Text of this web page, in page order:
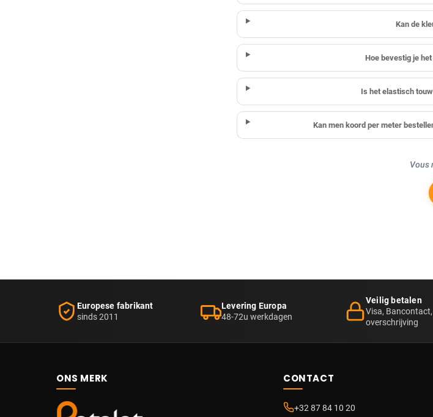
Kan de
Hoe bevestig je
Is het elastisch
Kan men koord per meter
Vous
Europese fabrikant
sinds 2011
Levering Europa
48-72u werkdagen
Veilig betalen
Visa, Bancontact,
overschrijving
ONS MERK CONTACT
+32 87 84 10 20